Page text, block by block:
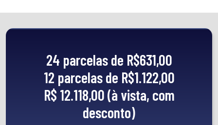
24 parcelas de R$631,00
12 parcelas de R$1.122,00
R$ 12.118,00 (à vista, com
desconto)